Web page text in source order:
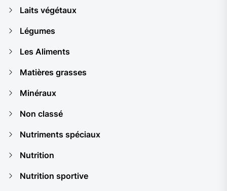
Laits végétaux
Légumes
Les Aliments
Matières grasses
Minéraux
Non classé
Nutriments spéciaux
Nutrition
Nutrition sportive